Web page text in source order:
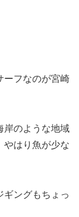
ーフなのが宮崎
岸のような地域
やはり魚が少な
ギングもちょっ